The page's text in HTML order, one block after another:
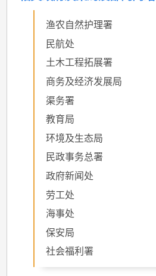
渔农自然护理署
民航处
土木工程拓展署
商务及经济发展局
渠务署
教育局
环境及生态局
民政事务总署
政府新闻处
劳工处
海事处
保安局
社会福利署